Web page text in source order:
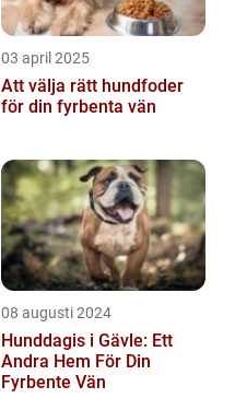
03 april 2025
Att välja rätt hundfoder
för din fyrbenta vän
08 augusti 2024
Hunddagis i Gävle: Ett
Andra Hem För Din
Fyrbente Vän